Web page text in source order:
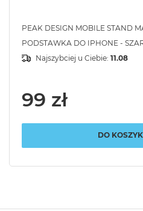
PEAK DESIGN MOBILE STAND
PODSTAWKA DO IPHONE -
Najszybciej u Ciebie: 11.08
99 zł
DO